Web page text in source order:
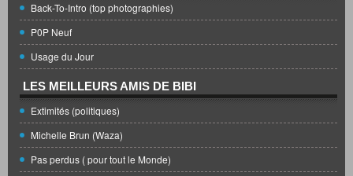
Back-To-Intro (top photographies)
P0P Neuf
Usage du Jour
LES MEILLEURS AMIS DE BIBI
Extimités (politiques)
Michelle Brun (Waza)
Pas perdus ( pour tout le Monde)